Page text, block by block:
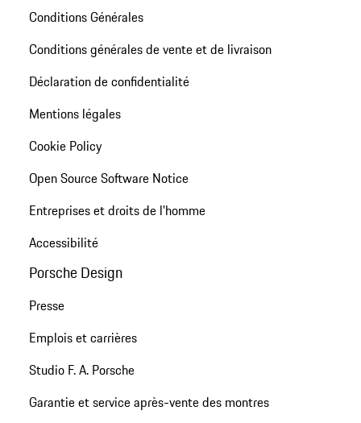
Conditions Générales
Conditions générales de vente et de livraison
Déclaration de confidentialité
Mentions légales
Cookie Policy
Open Source Software Notice
Entreprises et droits de l'homme
Accessibilité
Porsche Design
Presse
Emplois et carrières
Studio F. A. Porsche
Garantie et service après-vente des montres